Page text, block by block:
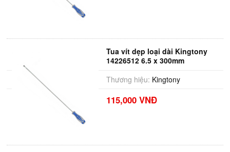
Tua vít dẹp loại dài Kingtony
14226512 6.5 x 300mm
Thương hiệu: Kingtony
115,000 VNĐ